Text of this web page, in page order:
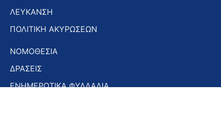
ΛΕΥΚΑΝΣΗ
ΠΟΛΙΤΙΚΗ ΑΚΥΡΩΣΕΩΝ
ΝΟΜΟΘΕΣΙΑ
ΔΡΑΣΕΙΣ
ΕΝΗΜΕΡΩΤΙΚΑ ΦΥΛΛΑΔΙΑ